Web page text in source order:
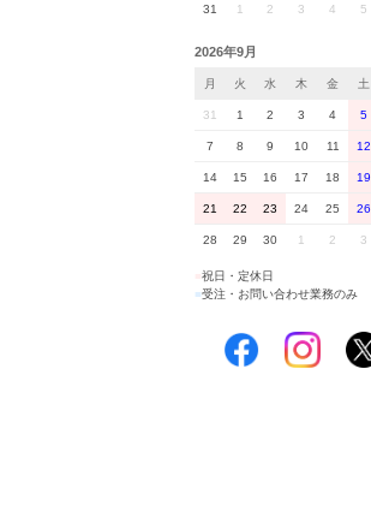
31 1 2 3 4 5
2026年9月
月 火 水 木 金 土
31 1 2 3 4 5
7 8 9 10 11 12
14 15 16 17 18 19
21 22 23 24 25 26
28 29 30 1 2 3
祝日・定休日
■受注・お問い合わせ業務のみ